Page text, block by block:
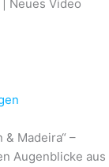
Neues Video
Madeira“ –
Augenblicke aus